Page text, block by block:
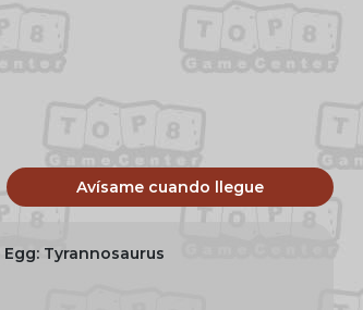
Avísame cuando llegue
Tyrannosaurus